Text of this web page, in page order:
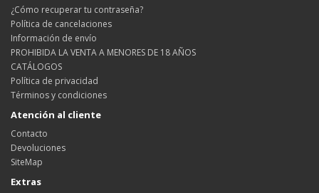
¿Cómo recuperar tu contraseña?
Política de cancelaciones
Información de envío
PROHIBIDA LA VENTA A MENORES DE 18 AÑOS
CATÁLOGOS
Política de privacidad
Términos y condiciones
Atención al cliente
Contacto
Devoluciones
SiteMap
Extras